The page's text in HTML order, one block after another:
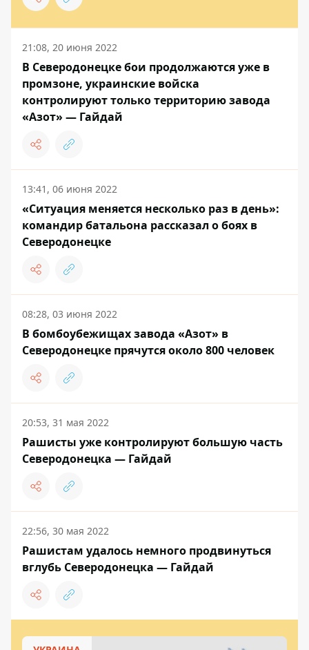
21:08, 20 июня 2022
В Северодонецке бои продолжаются уже в
промзоне, украинские войска
контролируют только территорию завода
«Азот» — Гайдай
13:41, 06 июня 2022
«Ситуация меняется несколько раз в день»:
командир батальона рассказал о боях в
Северодонецке
08:28, 03 июня 2022
В бомбоубежищах завода «Азот» в
Северодонецке прячутся около 800 человек
20:53, 31 мая 2022
Рашисты уже контролируют большую часть
Северодонецка — Гайдай
22:56, 30 мая 2022
Рашистам удалось немного продвинуться
вглубь Северодонецка — Гайдай